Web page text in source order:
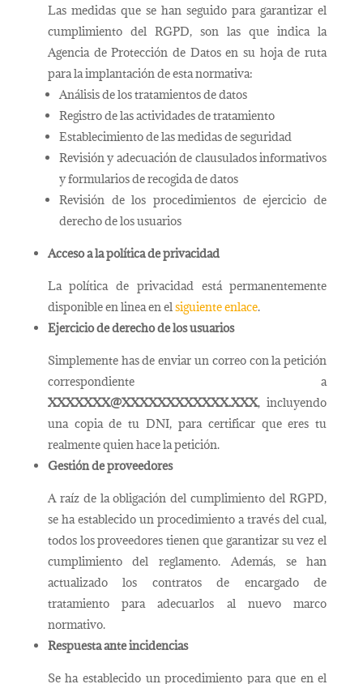
Las medidas que se han seguido para garantizar el
cumplimiento del RGPD, son las que indica la
Agencia de Protección de Datos en su hoja de ruta
para la implantación de esta normativa:
Análisis de los tratamientos de datos
Registro de las actividades de tratamiento
Establecimiento de las medidas de seguridad
Revisión y adecuación de clausulados informativos
y formularios de recogida de datos
Revisión de los procedimientos de ejercicio de
derecho de los usuarios
Acceso a la política de privacidad
La política de privacidad está permanentemente
disponible en linea en elsiguiente enlace.
Ejercicio de derecho de los usuarios
Simplemente has de enviar un correo con la petición
correspondiente a
XXXXXXX@XXXXXXXXXXXX.XXX, incluyendo
una copia de tu DNI, para certificar que eres tu
realmente quien hace la petición.
Gestión de proveedores
A raíz de la obligación del cumplimiento del RGPD,
se ha establecido un procedimiento a través del cual,
todos los proveedores tienen que garantizar su vez el
cumplimiento del reglamento. Además, se han
actualizado los contratos de encargado de
tratamiento para adecuarlos al nuevo marco
normativo.
Respuesta ante incidencias
Se ha establecido un procedimiento para que en el